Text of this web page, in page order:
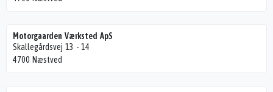
Motorgaarden Værksted ApS
Skallegårdsvej 13 - 14
4700 Næstved